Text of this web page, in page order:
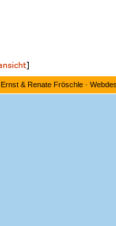
Ernst & Renate Fröschle·